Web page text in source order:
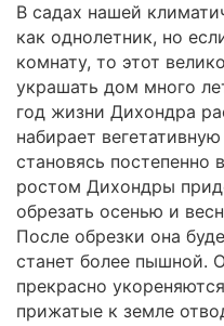
В садах нашей
как однолетник, но
комнату, то этот
украшать дом много
год жизни Дихондра
набирает
становясь постепенно
ростом Дихондры
обрезать осенью и
После обрезки она
станет более пышной.
прекрасно
прижатые к земле